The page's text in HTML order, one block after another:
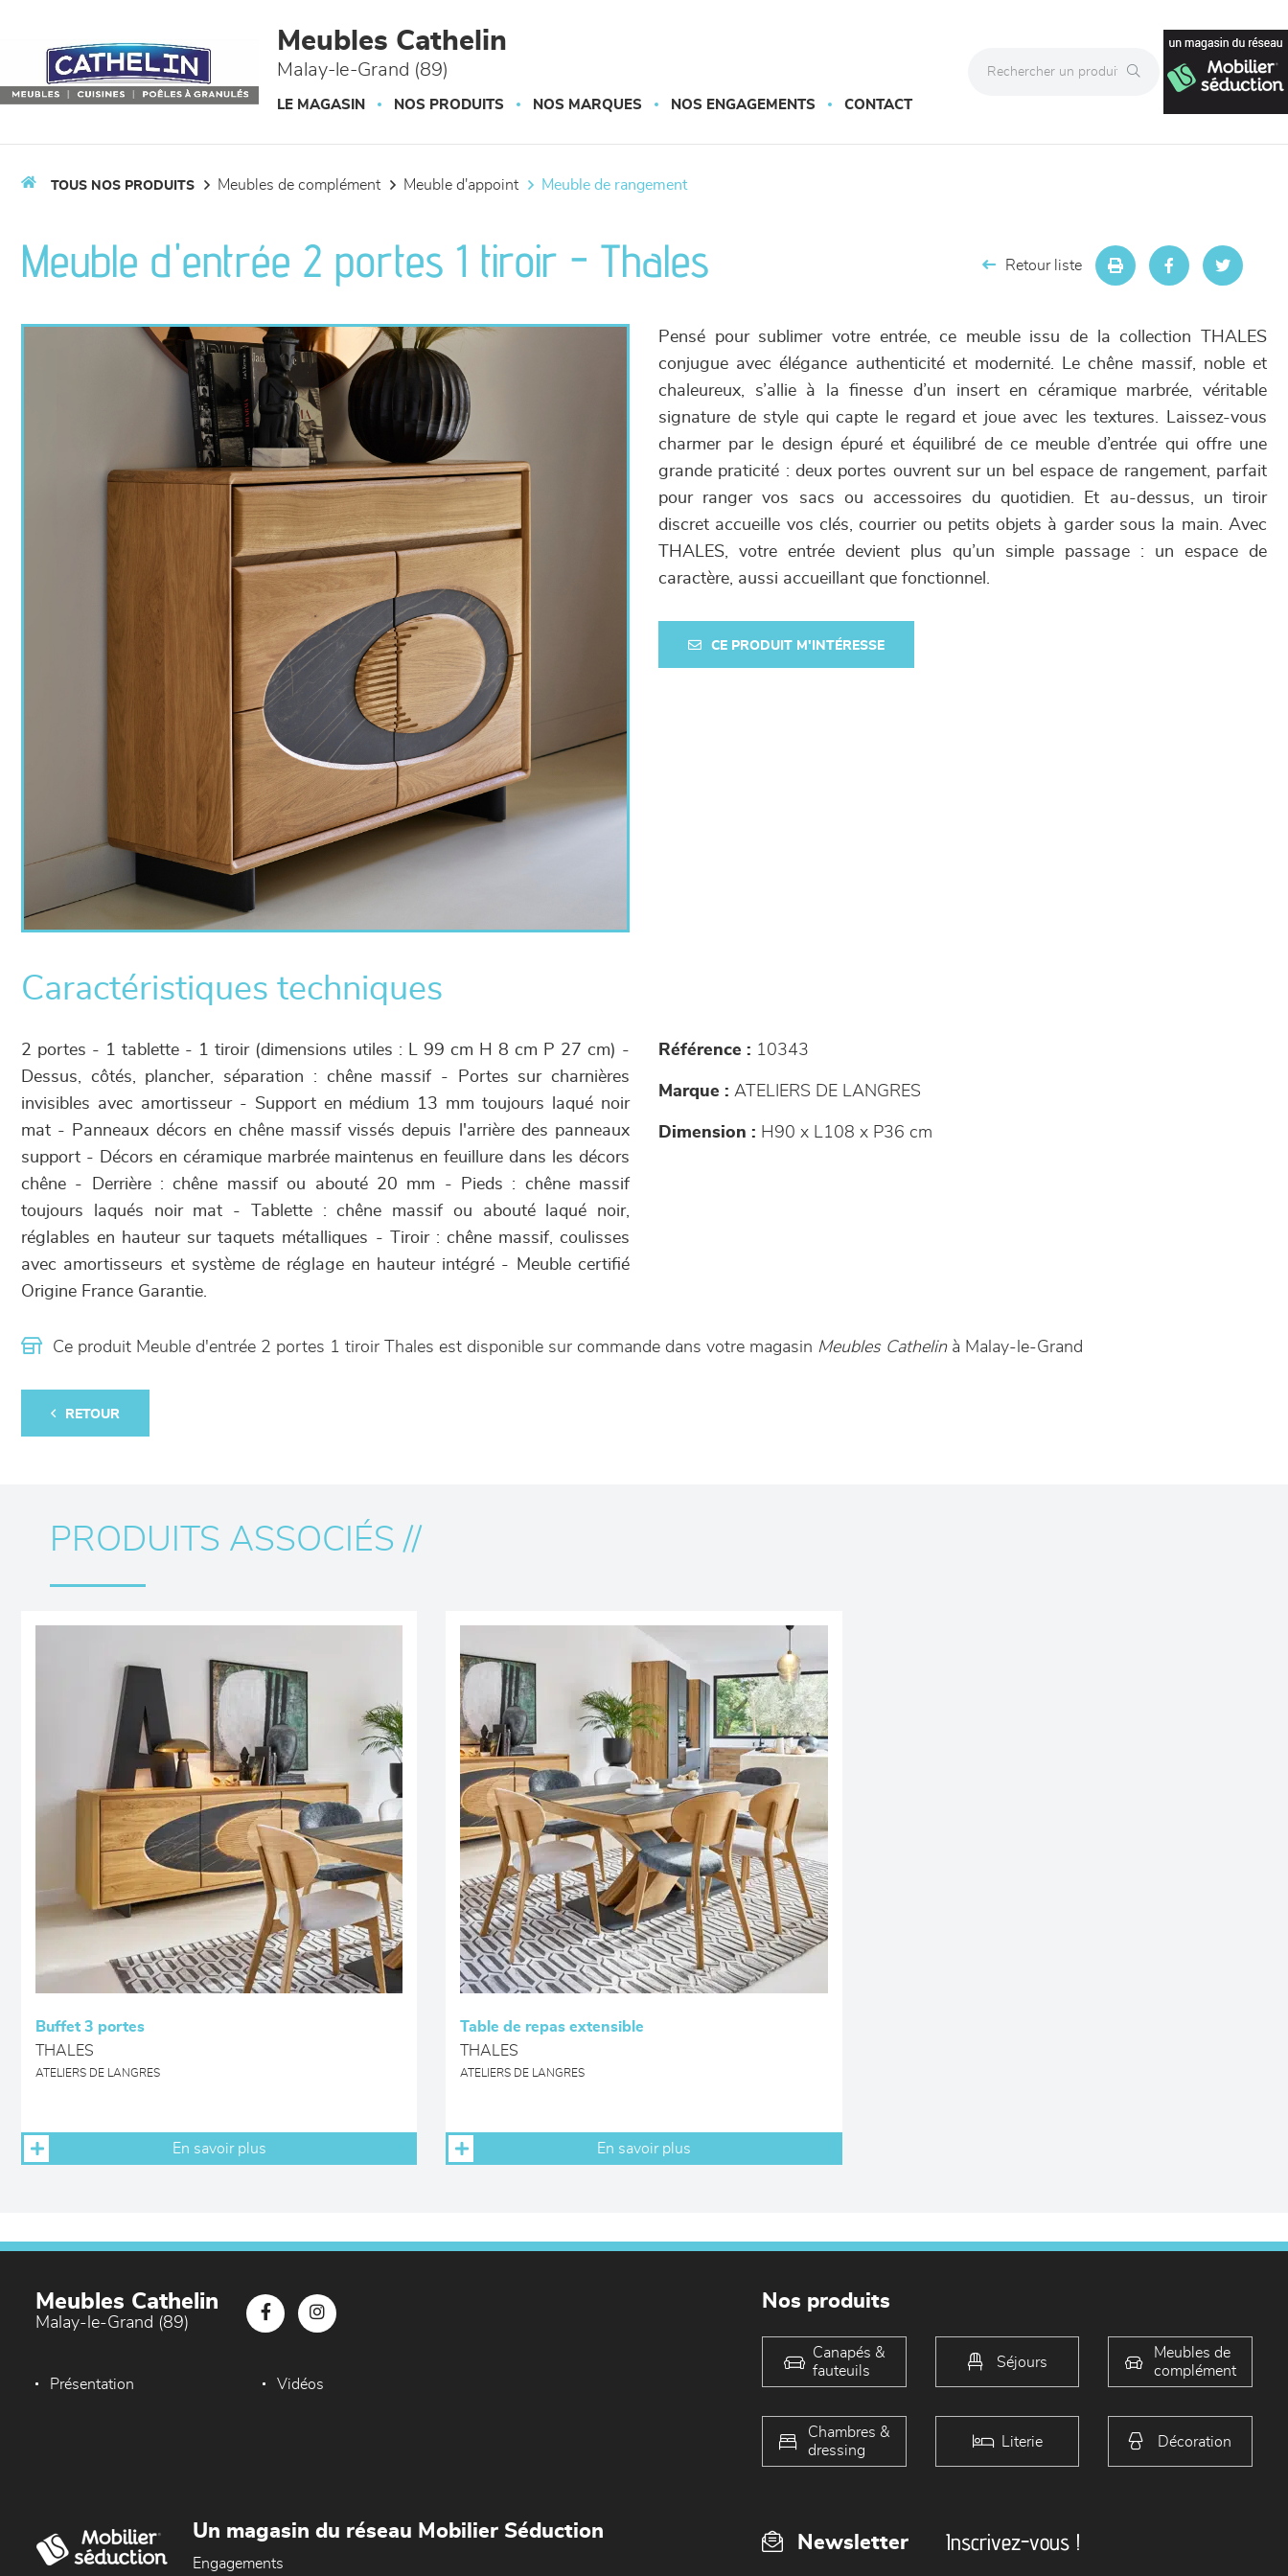
Meubles Cathelin
Malay-le-Grand (89)
LE MAGASIN NOS PRODUITS NOS MARQUES NOS ENGAGEMENTS CONTACT
TOUS NOS PRODUITS meubles de complément meuble d'appoint meuble de rangement
Meuble d'entrée 2 portes 1 tiroir - Thales Retour liste
Pensé pour sublimer votre entrée, ce meuble issu de la collection THALES
conjugue avec élégance authenticité et modernité. Le chêne massif, noble et
chaleureux, s’allie à la finesse d’un insert en céramique marbrée, véritable
signature de style qui capte le regard et joue avec les textures. Laissez-vous
charmer par le design épuré et équilibré de ce meuble d’entrée qui offre une
grande praticité : deux portes ouvrent sur un bel espace de rangement, parfait
pour ranger vos sacs ou accessoires du quotidien. Et au-dessus, un tiroir
discret accueille vos clés, courrier ou petits objets à garder sous la main. Avec
THALES, votre entrée devient plus qu’un simple passage : un espace de
caractère, aussi accueillant que fonctionnel.
CE PRODUIT M'INTÉRESSE
Caractéristiques techniques
2 portes - 1 tablette - 1 tiroir (dimensions utiles : L 99 cm H 8 cm P 27 cm) -
Dessus, côtés, plancher, séparation : chêne massif - Portes sur charnières
invisibles avec amortisseur - Support en médium 13 mm toujours laqué noir
mat - Panneaux décors en chêne massif vissés depuis l'arrière des panneaux
support - Décors en céramique marbrée maintenus en feuillure dans les décors
chêne - Derrière : chêne massif ou abouté 20 mm - Pieds : chêne massif
toujours laqués noir mat - Tablette : chêne massif ou abouté laqué noir,
réglables en hauteur sur taquets métalliques - Tiroir : chêne massif, coulisses
avec amortisseurs et système de réglage en hauteur intégré - Meuble certifié
Origine France Garantie.
Référence : 10343
Marque : ATELIERS DE LANGRES
Dimension : H90 x L108 x P36 cm
Ce produit Meuble d'entrée 2 portes 1 tiroir Thales est disponible sur commande dans votre magasin Meubles Cathelinà Malay-le-Grand
RETOUR
PRODUITS ASSOCIÉS //
Buffet 3 portes
THALES
ATELIERS DE LANGRES
En savoir plus
Table de repas extensible
THALES
ATELIERS DE LANGRES
En savoir plus
Meubles Cathelin
Malay-le-Grand (89)
Présentation Vidéos
Nos produits
Canapés &
fauteuils
Séjours
Meubles de
complément
Chambres &
dressing
Literie Décoration
Newsletter Inscrivez-vous !
Un magasin du réseau Mobilier Séduction
Engagements